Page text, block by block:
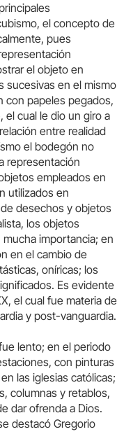
el concepto de
pues
el objeto en
sucesivas en el mismo
con papeles pegados,
el cual le dio un giro a
entre realidad
el bodegón no
representación
empleados en
utilizados en
desechos y objetos
los objetos
importancia; en
en el cambio de
oníricas; los
Es evidente
el cual fue materia de
y post-vanguardia.
lento; en el periodo
con pinturas
las iglesias católicas;
columnas y retablos,
dar ofrenda a Dios.
destacó Gregorio